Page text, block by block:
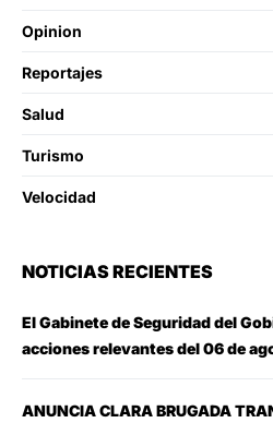
Opinion
Reportajes
Salud
Turismo
Velocidad
NOTICIAS RECIENTES
El Gabinete de Seguridad del
acciones relevantes del 06 de
ANUNCIA CLARA BRUGADA